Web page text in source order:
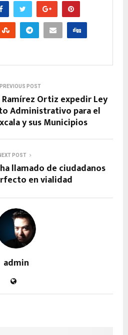
PREVIOUS POST
Ortiz expedir Ley
Administrativo para el
y sus Municipios
POST
llamado de ciudadanos
en vialidad
admin